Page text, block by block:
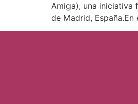
Amiga), una iniciativa
de Madrid,